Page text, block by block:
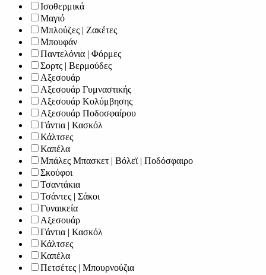
Ισοθερμικά
Μαγιό
Μπλούζες | Ζακέτες
Μπουφάν
Παντελόνια | Φόρμες
Σορτς | Βερμούδες
Αξεσουάρ
Αξεσουάρ Γυμναστικής
Αξεσουάρ Κολύμβησης
Αξεσουάρ Ποδοσφαίρου
Γάντια | Κασκόλ
Κάλτσες
Καπέλα
Μπάλες Μπασκετ | Βόλεϊ | Ποδόσφαιρο
Σκούφοι
Τσαντάκια
Τσάντες | Σάκοι
Γυναικεία
Αξεσουάρ
Γάντια | Κασκόλ
Κάλτσες
Καπέλα
Πετσέτες | Μπουρνούζια